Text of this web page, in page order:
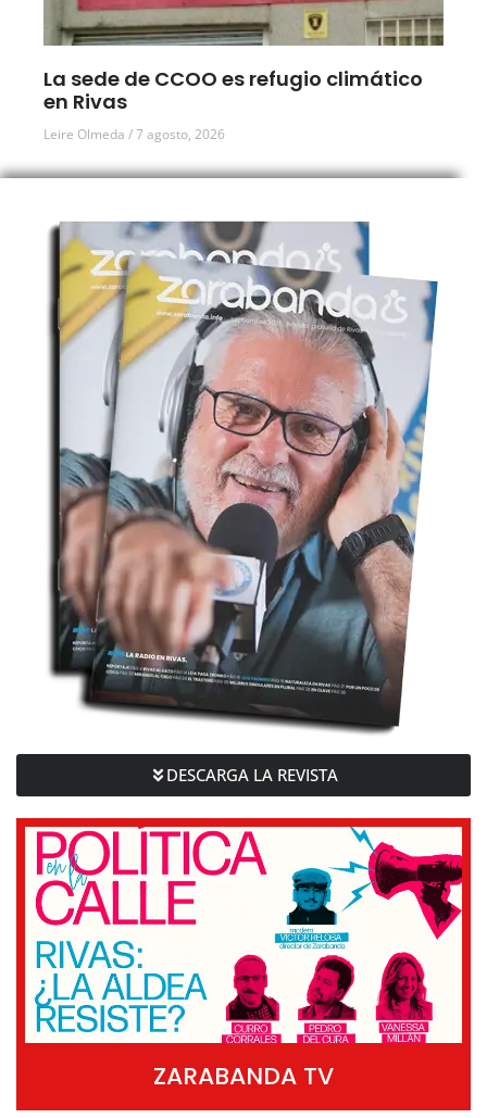
La sede de CCOO es refugio climático
en Rivas
Leire Olmeda 7 agosto, 2026
DESCARGA LA REVISTA
ZARABANDA TV